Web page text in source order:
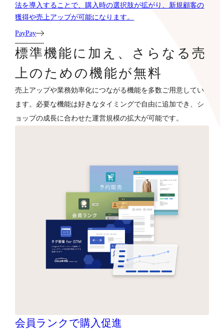
法を導入することで、購入時の選択肢が拡がり、新規顧客の
獲得や売上アップが可能になります。
PayPay
標準機能に加え、さらなる売
上のための機能が無料
売上アップや業務効率化につながる機能を多数ご用意してい
ます。必要な機能は好きなタイミングで自由に追加でき、シ
ョップの成長に合わせた運営規模の拡大が可能です。
会員ランクで購入促進